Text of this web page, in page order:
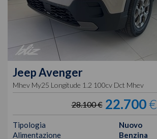
JeepAvenger
Mhev My25 Longitude 1.2 100cv Dct Mhev
28.100 € 22.700€
Tipologia
Nuovo
Alimentazione
Benzina